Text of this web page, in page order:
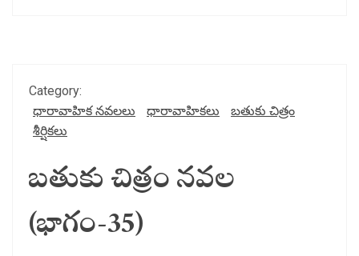
Category:
ధారావాహిక నవలలు
ధారావాహికలు
బతుకు చిత్రం
శీర్షికలు
బతుకు చిత్రం నవల
(భాగం-35)